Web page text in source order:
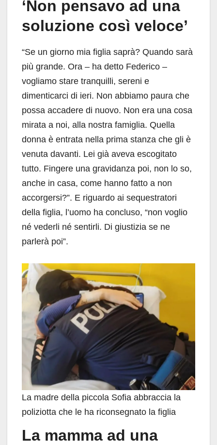
‘Non pensavo ad una
soluzione così veloce’
“Se un giorno mia figlia saprà? Quando sarà
più grande. Ora – ha detto Federico –
vogliamo stare tranquilli, sereni e
dimenticarci di ieri. Non abbiamo paura che
possa accadere di nuovo. Non era una cosa
mirata a noi, alla nostra famiglia. Quella
donna è entrata nella prima stanza che gli è
venuta davanti. Lei già aveva escogitato
tutto. Fingere una gravidanza poi, non lo so,
anche in casa, come hanno fatto a non
accorgersi?”. E riguardo ai sequestratori
della figlia, l’uomo ha concluso, “non voglio
né vederli né sentirli. Di giustizia se ne
parlerà poi”.
La madre della piccola Sofia abbraccia la
poliziotta che le ha riconsegnato la figlia
La mamma ad una